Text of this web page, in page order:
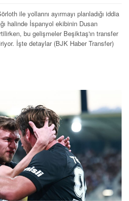
ile yollarını ayırmayı planladığı iddia
halinde İspanyol ekibinin Dusan
bu gelişmeler Beşiktaş'ın transfer
İşte detaylar (BJK Haber Transfer)